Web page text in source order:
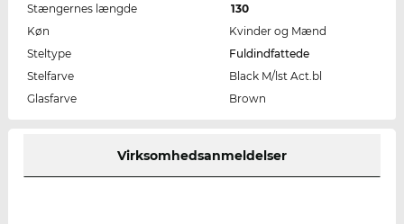
Stængernes længde
130
Køn
Kvinder og Mænd
Steltype
Fuldindfattede
Stelfarve
Black M/lst Act.bl
Glasfarve
Brown
Virksomhedsanmeldelser